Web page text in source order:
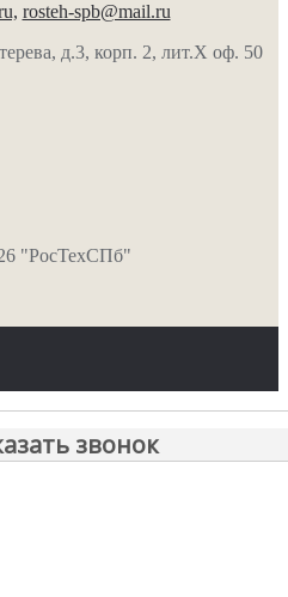
rosteh-spb@mail.ru
д.3, корп. 2, лит.Х оф. 50
"РосТехСПб"
звонок